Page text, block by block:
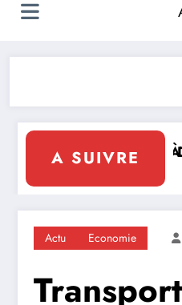
A SUIVRE
CÉRÉMONIE
Ouattara
Éléphants :
Actu Economie